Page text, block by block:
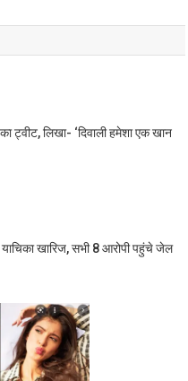
का ट्वीट, लिखा- ‘दिवाली हमेशा एक खान
खारिज, सभी 8 आरोपी पहुंचे जेल